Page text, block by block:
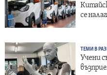
се
ТЕМИ В
Учени